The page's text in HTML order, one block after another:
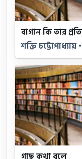
বাগান কি তার
শক্তি